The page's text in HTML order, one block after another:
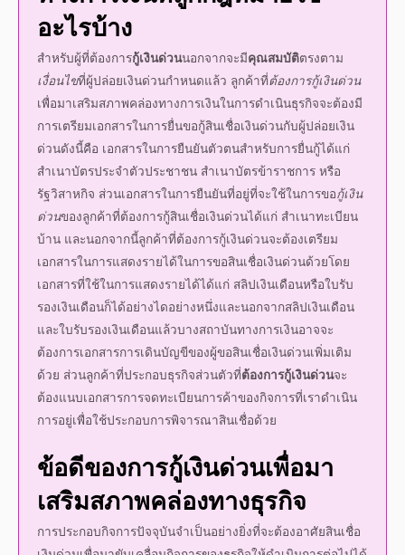
สำหรับผู้ที่ ต้องการ กู้เงินด่วนนอกจากจะมี
เงื่อนไข ที่ผู้ ปล่อยเงินด่วน
เพื่อมาเสริมสภาพคล่องทางการเงินในการดำเนินธุรกิจจะต้องมี
การเตรียมเอกสารในการยื่นขอกู้สินเชื่อเงินด่วนกับผู้ปล่อยเงิน
ด่วนดังนี้คือ เอกสารในการยืนยันตัวตนสำหรับการยื่นกู้ได้แก่
สำเนาบัตรประจำตัวประชาชน สำเนาบัตรข้าราชการ หรือ
รัฐวิสาหกิจ ส่วนเอกสารในการยืนยันที่อยู่ที่จะใช้ในการขอกู้เงิน
ด่วนของลูกค้าที่ต้องการกู้สินเชื่อเงินด่วนได้แก่ สำเนาทะเบียน
บ้าน และนอกจากนี้ลูกค้าที่ต้องการกู้เงินด่วนจะต้องเตรียม
เอกสารในการแสดงรายได้ในการขอสินเชื่อเงินด่วนด้วยโดย
เอกสารที่ใช้ในการแสดงรายได้ได้แก่ สลิปเงินเดือนหรือใบรับ
รองเงินเดือนก็ได้อย่างไดอย่างหนึ่งและนอกจากสลิปเงินเดือน
และใบรับรองเงินเดือนแล้วบางสถาบันทางการเงินอาจจะ
ต้องการเอกสารการเดินบัญขีของผู้ขอสินเชื่อเงินด่วนเพิ่มเติม
ด้วย ส่วนลูกค้าที่ประกอบธุรกิจส่วนตัวที่ต้องการกู้เงินด่วน
ต้องแนบเอกสารการจดทะเบียนการค้าของกิจการที่เราดำเนิน
การอยู่เพื่อใช้ประกอบการพิจารณาสินเชื่อด้วย
ข้อดีของการกู้เงินด่วนเพื่อมา
เสริมสภาพคล่องทางธุรกิจ
การประกอบกิจการปัจจุบันจำเป็นอย่างยิ่งที่จะต้องอาศัย
เงินด่วนเพื่อมาขับเคลื่อนกิจการของธุรกิจให้ดำเนินการต่อไปได้
ซึ่งหลายคนอาจจะสงสัยว่าข้อดีของการกู้เงินด่วนเพื่อมาเสริม